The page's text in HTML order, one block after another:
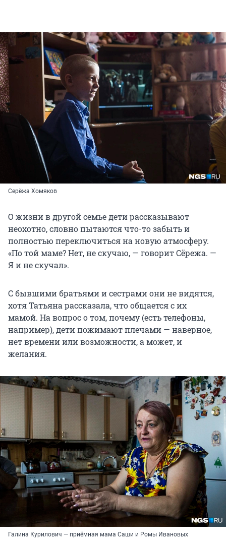
Серёжа Хомяков
О жизни в другой семье дети рассказывают
неохотно, словно пытаются что-то забыть и
полностью переключиться на новую атмосферу.
«По той маме? Нет, не скучаю, — говорит Сёрежа. —
Я и не скучал».
С бывшими братьями и сестрами они не видятся,
хотя Татьяна рассказала, что общается с их
мамой. На вопрос о том, почему (есть телефоны,
например), дети пожимают плечами — наверное,
нет времени или возможности, а может, и
желания.
Галина Курилович — приёмная мама Саши и Ромы Ивановых